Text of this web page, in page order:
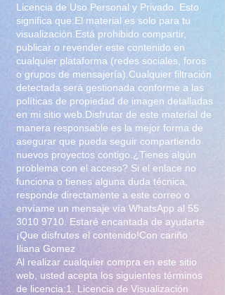
Licencia de Uso Personal y Privado. Esto
significa que:El material es solo para tu
visualización.Está prohibido compartir,
publicar o revender este contenido en
cualquier plataforma (redes sociales, foros
o grupos de mensajería).Cualquier filtración
detectada será gestionada conforme a las
políticas de propiedad de imagen detalladas
en mi sitio web.Disfrutar de este material de
manera responsable es la mejor forma de
asegurar que pueda seguir compartiendo
nuevos proyectos contigo.¿Tienes algún
problema con el acceso? Si el enlace no
funciona o tienes alguna duda técnica,
responde directamente a este correo o
envíame un mensaje vía WhatsApp al 55
3010 9710 . Estaré encantada de ayudarte.
¡Que disfrutes el contenido!Con cariño
Iliana Gomez
Al realizar cualquier compra en este sitio
web, usted acepta los siguientes términos
de licencia:1. Licencia de Visualización